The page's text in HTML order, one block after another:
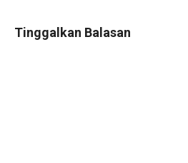
Tinggalkan Balasan